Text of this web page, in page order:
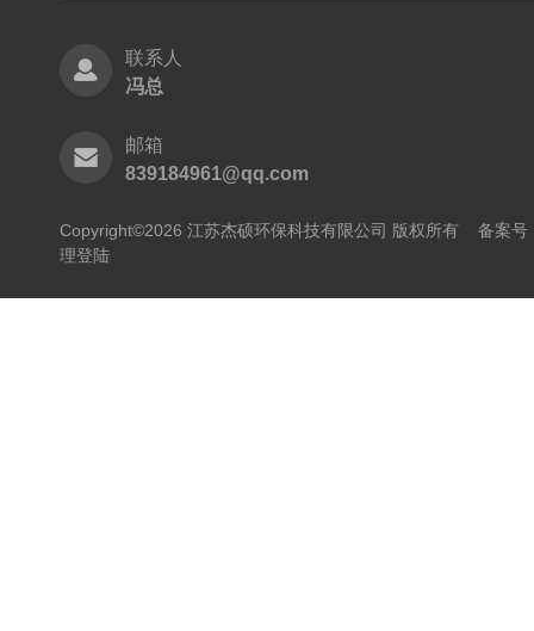
联系人
冯总
邮箱
839184961@qq.com
Copyright©2026 江苏杰硕环保科技有限公司 版权所有 备案号
理登陆